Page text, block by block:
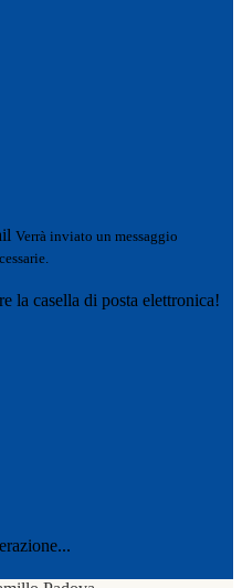
Verrà inviato un messaggio
la casella di posta elettronica!